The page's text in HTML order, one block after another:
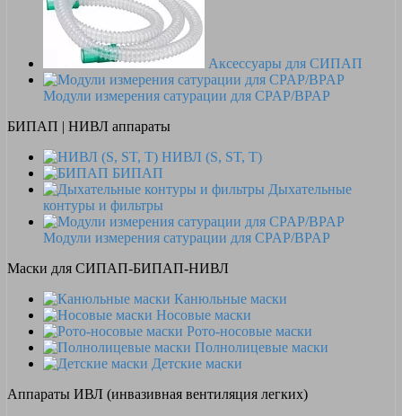
Аксессуары для СИПАП
Модули измерения сатурации для CPAP/BPAP
БИПАП | НИВЛ аппараты
НИВЛ (S, ST, T)
БИПАП
Дыхательные
контуры и фильтры
Модули измерения сатурации для CPAP/BPAP
Маски для СИПАП-БИПАП-НИВЛ
Канюльные маски
Носовые маски
Рото-носовые маски
Полнолицевые маски
Детские маски
Аппараты ИВЛ (инвазивная вентиляция легких)